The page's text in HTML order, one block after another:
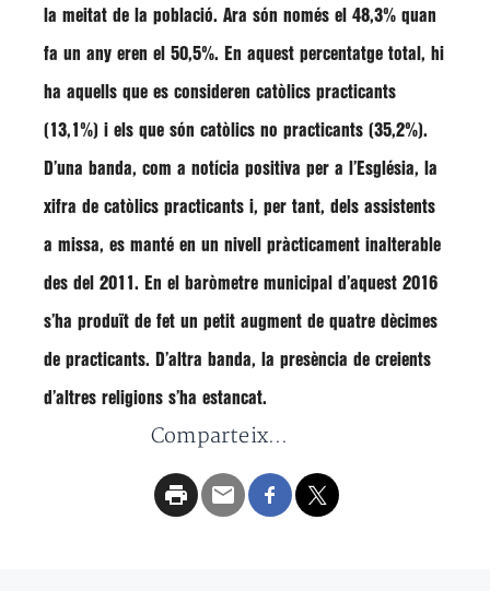
la meitat de la població. Ara són només el 48,3% quan
fa un any eren el 50,5%. En aquest percentatge total, hi
ha aquells que es consideren catòlics practicants
(13,1%) i els que són catòlics no practicants (35,2%).
D’una banda, com a notícia positiva per a l’Església, la
xifra de catòlics practicants i, per tant, dels assistents
a missa, es manté en un nivell pràcticament inalterable
des del 2011 . En el baròmetre municipal d’aquest 2016
s’ha produït de fet un petit augment de quatre dècimes
de practicants. D’altra banda, la presència de creients
d’altres religions s’ha estancat.
Comparteix...